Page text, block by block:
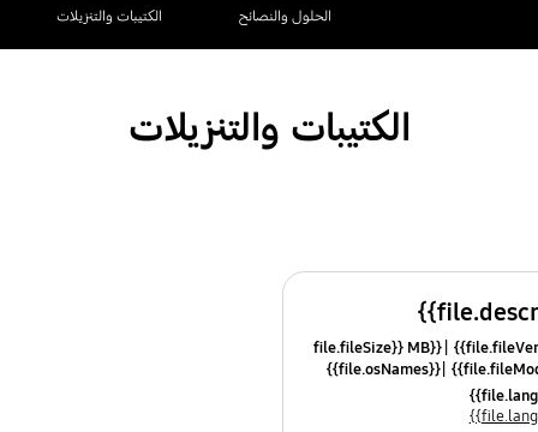
الحلول والنصائح الكتيبات والتنزيلات
الكتيبات والتنزيلات
{{file.fileSize}} MB
{{file.osNames}}